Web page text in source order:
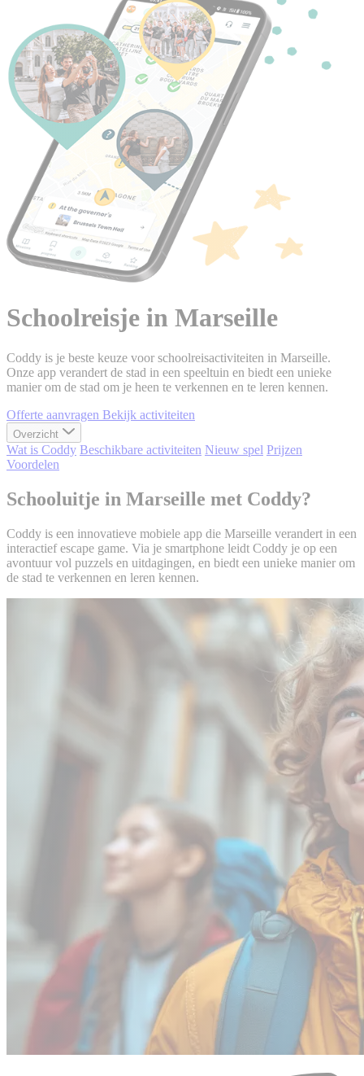
Schoolreisje in Marseille
Coddy is je beste keuze voor schoolreisactiviteiten in Marseille.
Onze app verandert de stad in een speeltuin en biedt een unieke
manier om de stad om je heen te verkennen en te leren kennen.
Offerte aanvragen Bekijk activiteiten
Overzicht
Wat is Coddy Beschikbare activiteiten Nieuw spel Prijzen
Voordelen
Schooluitje in Marseille met Coddy?
Coddy is een innovatieve mobiele app die Marseille verandert in een
interactief escape game. Via je smartphone leidt Coddy je op een
avontuur vol puzzels en uitdagingen, en biedt een unieke manier om
de stad te verkennen en leren kennen.